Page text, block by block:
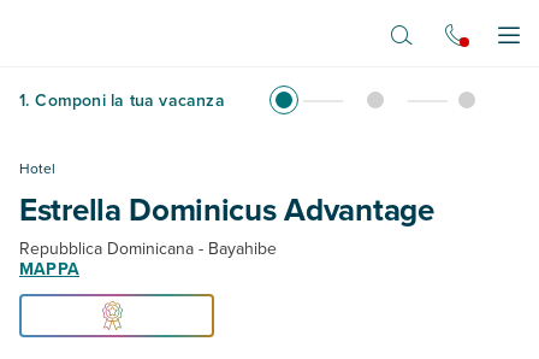
1. Componi la tua vacanza
Hotel
Estrella Dominicus Advantage
Repubblica Dominicana - Bayahibe
MAPPA